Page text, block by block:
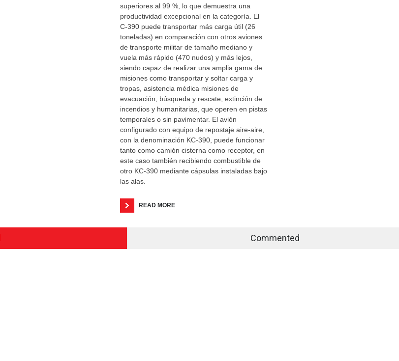
superiores al 99 %, lo que demuestra una
productividad excepcional en la categoría. El
C-390 puede transportar más carga útil (26
toneladas) en comparación con otros aviones
de transporte militar de tamaño mediano y
vuela más rápido (470 nudos) y más lejos,
siendo capaz de realizar una amplia gama de
misiones como transportar y soltar carga y
tropas, asistencia médica misiones de
evacuación, búsqueda y rescate, extinción de
incendios y humanitarias, que operen en pistas
temporales o sin pavimentar. El avión
configurado con equipo de repostaje aire-aire,
con la denominación KC-390, puede funcionar
tanto como camión cisterna como receptor, en
este caso también recibiendo combustible de
otro KC-390 mediante cápsulas instaladas bajo
las alas.
READ MORE
Commented